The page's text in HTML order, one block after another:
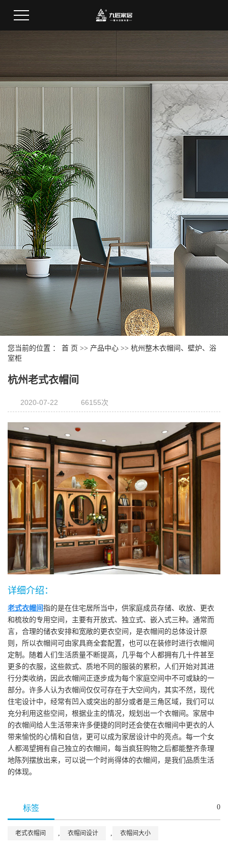
您当前的位置 ： 首 页 >> 产品中心 >> 杭州整木衣帽间、壁炉、浴
室柜
杭州老式衣帽间
2020-07-22 66155次
详细介绍：
老式衣帽间指的是在住宅居所当中，供家庭成员存储、收放、更衣
和梳妆的专用空间，主要有开放式、独立式、嵌入式三种。通常而
言，合理的储衣安排和宽敞的更衣空间，是衣帽间的总体设计原
则，所以衣帽间可由家具商全套配置，也可以在装修时进行衣帽间
定制。随着人们生活质量不断提高，几乎每个人都拥有几十件甚至
更多的衣服，这些款式、质地不同的服装的累积，人们开始对其进
行分类收纳，因此衣帽间正逐步成为每个家庭空间中不可或缺的一
部分。许多人认为衣帽间仅仅可存在于大空间内，其实不然，现代
住宅设计中，经常有凹入或突出的部分或者是三角区域，我们可以
充分利用这些空间，根据业主的情况，规划出一个衣帽间。家居中
的衣帽间给人生活带来许多便捷的同时还会使在衣帽间中更衣的人
带来愉悦的心情和自信，更可以成为家居设计中的亮点。每一个女
人都渴望拥有自己独立的衣帽间，每当疯狂购物之后都能整齐条理
地陈列摆放出来，可以说一个时尚得体的衣帽间，是我们品质生活
的体现。
标签 0
老式衣帽间 衣帽间设计 衣帽间大小